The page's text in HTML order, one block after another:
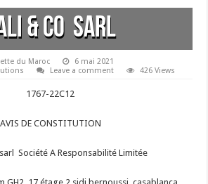
& CO sarl
du Maroc
6 mai 2021
Leave a comment 426 Views
1767-22C12
AVIS DE CONSTITUTION
Société A Responsabilité Limitée